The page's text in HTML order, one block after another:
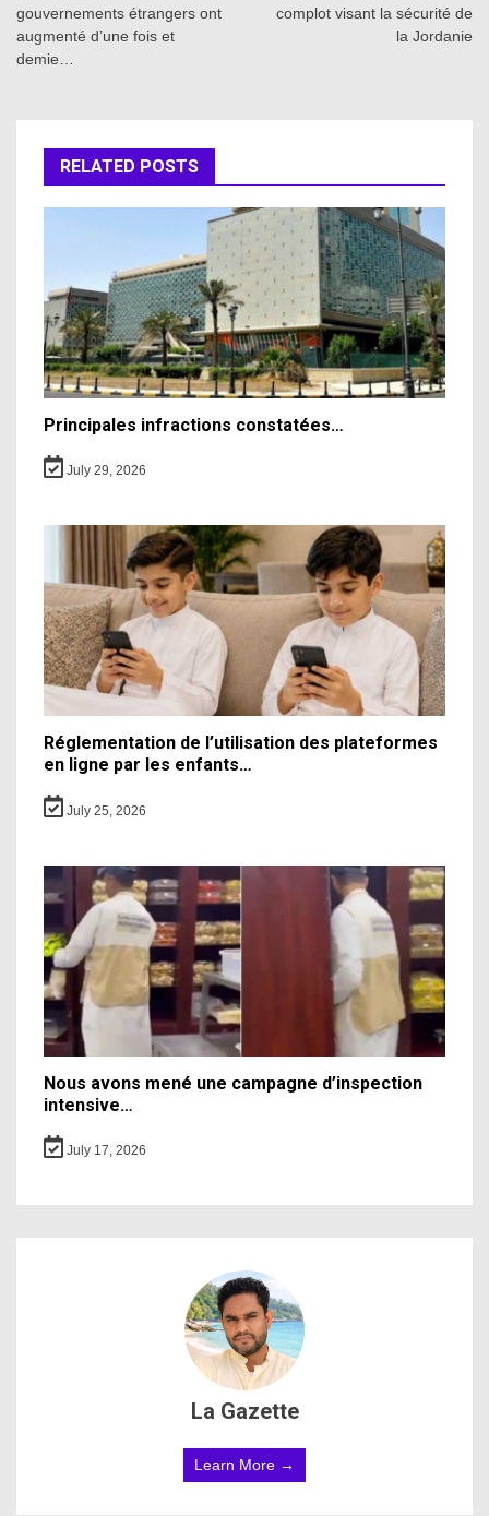
gouvernements étrangers ont
augmenté d’une fois et
demie…
complot visant la sécurité de
la Jordanie
RELATED POSTS
Principales infractions constatées…
July 29, 2026
Réglementation de l’utilisation des plateformes
en ligne par les enfants…
July 25, 2026
Nous avons mené une campagne d’inspection
intensive…
July 17, 2026
La Gazette
Learn More →